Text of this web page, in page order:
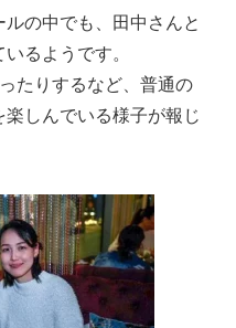
の中でも、田中さんと
るようです。
たりするなど、普通の
しんでいる様子が報じ